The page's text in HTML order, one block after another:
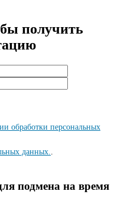
получить
обработки персональных
данных..
подмена на время